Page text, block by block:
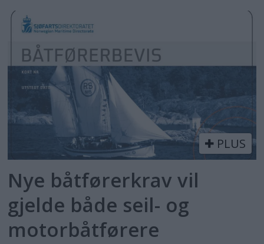
PLUS
Nye båtførerkrav vil
gjelde både seil- og
motorbåtførere